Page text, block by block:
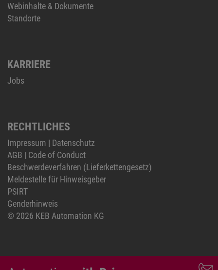
Webinhalte & Dokumente
Standorte
KARRIERE
Jobs
RECHTLICHES
Impressum | Datenschutz
AGB | Code of Conduct
Beschwerdeverfahren (Lieferkettengesetz)
Meldestelle für Hinweisgeber
PSIRT
Genderhinweis
© 2026 KEB Automation KG